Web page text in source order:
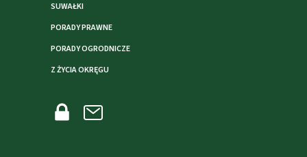
SUWAŁKI
PORADY PRAWNE
PORADY OGRODNICZE
Z ŻYCIA OKRĘGU